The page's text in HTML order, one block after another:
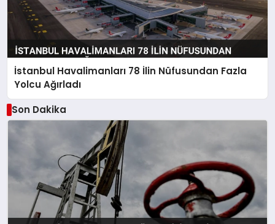
İstanbul Havalimanları 78 İlin Nüfusundan Fazla
Yolcu Ağırladı
Son Dakika